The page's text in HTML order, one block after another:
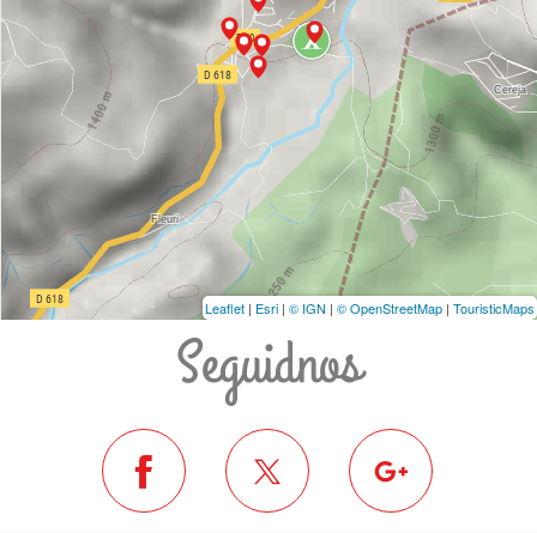
Leaflet | Esri | © IGN | © OpenStreetMap | TouristicMaps
Seguidnos